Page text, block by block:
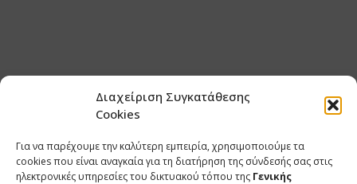
Διαχείριση Συγκατάθεσης
Cookies
Για να παρέχουμε την καλύτερη εμπειρία, χρησιμοποιούμε τα
cookies που είναι αναγκαία για τη διατήρηση της σύνδεσής σας στις
ηλεκτρονικές υπηρεσίες του δικτυακού τόπου της Γενικής